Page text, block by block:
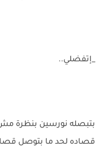
_إتفضلي..
بتبصله نورسين بنظرة
قصاده لحد ما بتوصل قصاد